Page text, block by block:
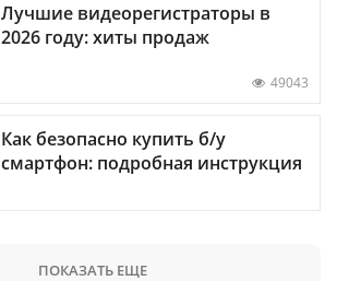
Лучшие видеорегистраторы в
2026 году: хиты продаж
49043
Как безопасно купить б/у
смартфон: подробная инструкция
ПОКАЗАТЬ ЕЩЕ